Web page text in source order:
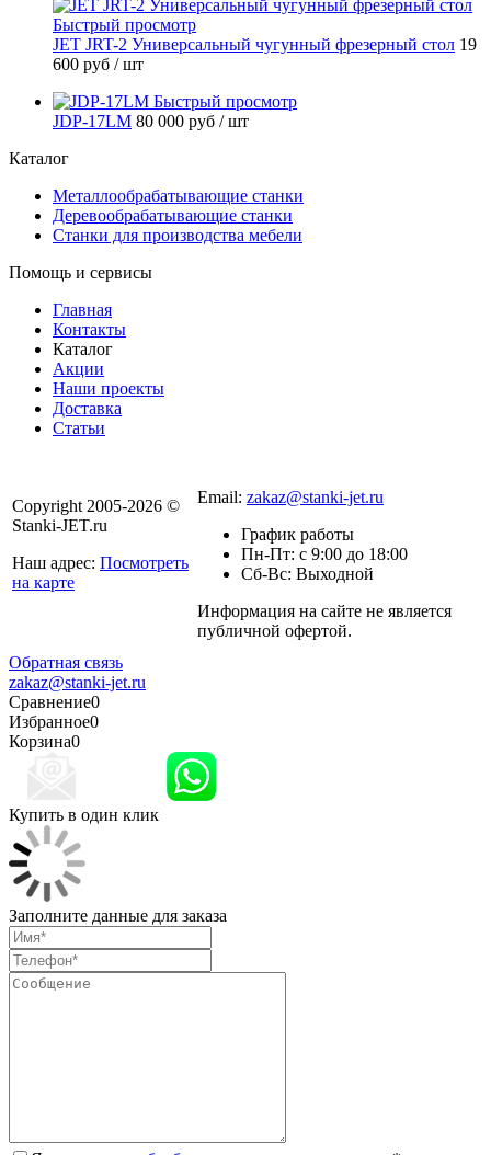
Быстрый просмотр
JET JRT-2 Универсальный чугунный фрезерный стол 19
600 руб / шт
Быстрый просмотр
JDP-17LM 80 000 руб / шт
Каталог
Металлообрабатывающие станки
Деревообрабатывающие станки
Станки для производства мебели
Помощь и сервисы
Главная
Контакты
Каталог
Акции
Наши проекты
Доставка
Статьи
Copyright 2005-2026 ©
Stanki-JET.ru
Наш адрес: Посмотреть
на карте
Email: zakaz@stanki-jet.ru
График работы
Пн-Пт: с 9:00 до 18:00
Сб-Вс: Выходной
Информация на сайте не является
публичной офертой.
Обратная связь
zakaz@stanki-jet.ru
Сравнение0
Избранное0
Корзина0
Купить в один клик
Заполните данные для заказа